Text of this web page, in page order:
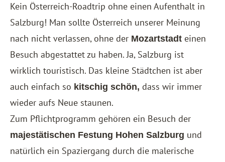
Kein Österreich-Roadtrip ohne einen Aufenthalt in
Salzburg! Man sollte Österreich unserer Meinung
nach nicht verlassen, ohne der Mozartstadt einen
Besuch abgestattet zu haben. Ja, Salzburg ist
wirklich touristisch. Das kleine Städtchen ist aber
auch einfach so kitschig schön, dass wir immer
wieder aufs Neue staunen.
Zum Pflichtprogramm gehören ein Besuch der
majestätischen Festung Hohen Salzburg und
natürlich ein Spaziergang durch die malerische